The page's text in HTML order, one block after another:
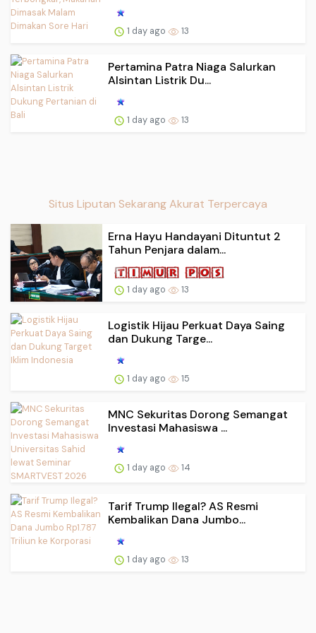
1 day ago 13
Pertamina Patra Niaga Salurkan
Alsintan Listrik Du...
1 day ago 13
Situs Liputan Sekarang Akurat Terpercaya
Erna Hayu Handayani Dituntut 2
Tahun Penjara dalam...
1 day ago 13
Logistik Hijau Perkuat Daya Saing
dan Dukung Targe...
1 day ago 15
MNC Sekuritas Dorong Semangat
Investasi Mahasiswa ...
1 day ago 14
Tarif Trump Ilegal? AS Resmi
Kembalikan Dana Jumbo...
1 day ago 13